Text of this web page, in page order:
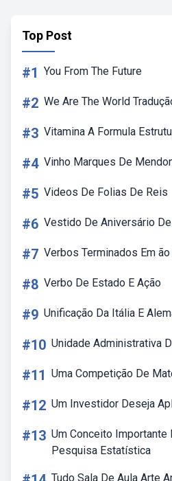
Top Post
#1 You From The Future
#2 We Are The World
#3 Vitamina A Formula
#4 Vinho Marques De
#5 Videos De Folias De Reis
#6 Vestido De Aniversário
#7 Verbos Terminados Em ão
#8 Verbo De Estado E Ação
#9 Unificação Da Itália E
#10 Unidade Administrativa
#11 Uma Competição De
#12 Um Investidor Deseja
#13 Um Conceito Importante
Pesquisa Estatística
Tudo Sala De Aula Arte